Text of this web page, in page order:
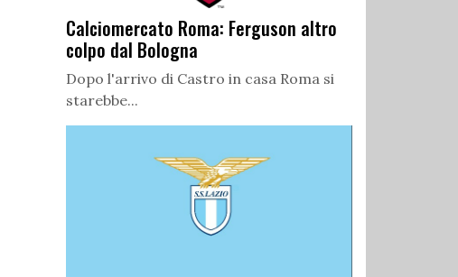
Calciomercato Roma: Ferguson altro
colpo dal Bologna
Dopo l'arrivo di Castro in casa Roma si
starebbe...